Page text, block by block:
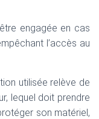
engagée en cas
l’accès au
utilisée relève de
lequel doit prendre
son matériel,